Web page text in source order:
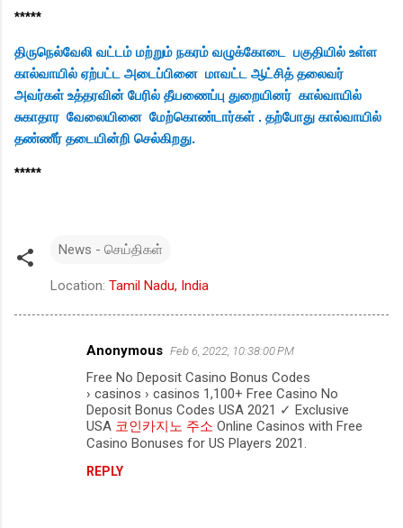
*****
திருநெல்வேலி வட்டம் மற்றும் நகரம் வழுக்கோடை
பகுதியில் உள்ள
கால்வாயில் ஏற்பட்ட அடைப்பினை மாவட்ட ஆட்சித் தலைவர்
அவர்கள் உத்தரவின் பேரில் தீயணைப்பு துறையினர் கால்வாயில்
சுகாதார வேலையினை மேற்கொண்டார்கள் . தற்போது கால்வாயில்
தண்ணீர் தடையின்றி செல்கிறது.
*****
News - செய்திகள்
Location: Tamil Nadu, India
Anonymous Feb 6, 2022, 10:38:00 PM
Free No Deposit Casino Bonus Codes
› casinos › casinos 1,100+ Free Casino No
Deposit Bonus Codes USA 2021 ✓ Exclusive
USA 코인카지노 주소 Online Casinos with Free
Casino Bonuses for US Players 2021.
REPLY